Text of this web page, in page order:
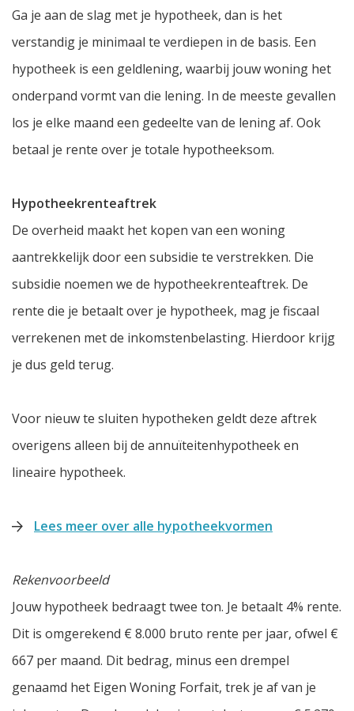
Ga je aan de slag met je hypotheek, dan is het
verstandig je minimaal te verdiepen in de basis. Een
hypotheek is een geldlening, waarbij jouw woning het
onderpand vormt van die lening. In de meeste gevallen
los je elke maand een gedeelte van de lening af. Ook
betaal je rente over je totale hypotheeksom.
Hypotheekrenteaftrek
De overheid maakt het kopen van een woning
aantrekkelijk door een subsidie te verstrekken. Die
subsidie noemen we de hypotheekrenteaftrek. De
rente die je betaalt over je hypotheek, mag je fiscaal
verrekenen met de inkomstenbelasting. Hierdoor krijg
je dus geld terug.
Voor nieuw te sluiten hypotheken geldt deze aftrek
overigens alleen bij de annuïteitenhypotheek en
lineaire hypotheek.
Lees meer over alle hypotheekvormen
Rekenvoorbeeld
Jouw hypotheek bedraagt twee ton. Je betaalt 4% rente.
Dit is omgerekend € 8.000 bruto rente per jaar, ofwel €
667 per maand. Dit bedrag, minus een drempel
genaamd het Eigen Woning Forfait, trek je af van je